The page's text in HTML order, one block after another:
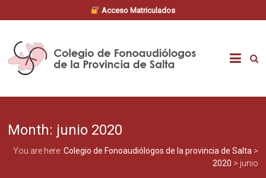
Acceso Matriculados
content
Colegio
de
de
Month: junio 2020
You are here: Colegio de Fonoaudiólogos de la provincia de Salta>
2020 > junio